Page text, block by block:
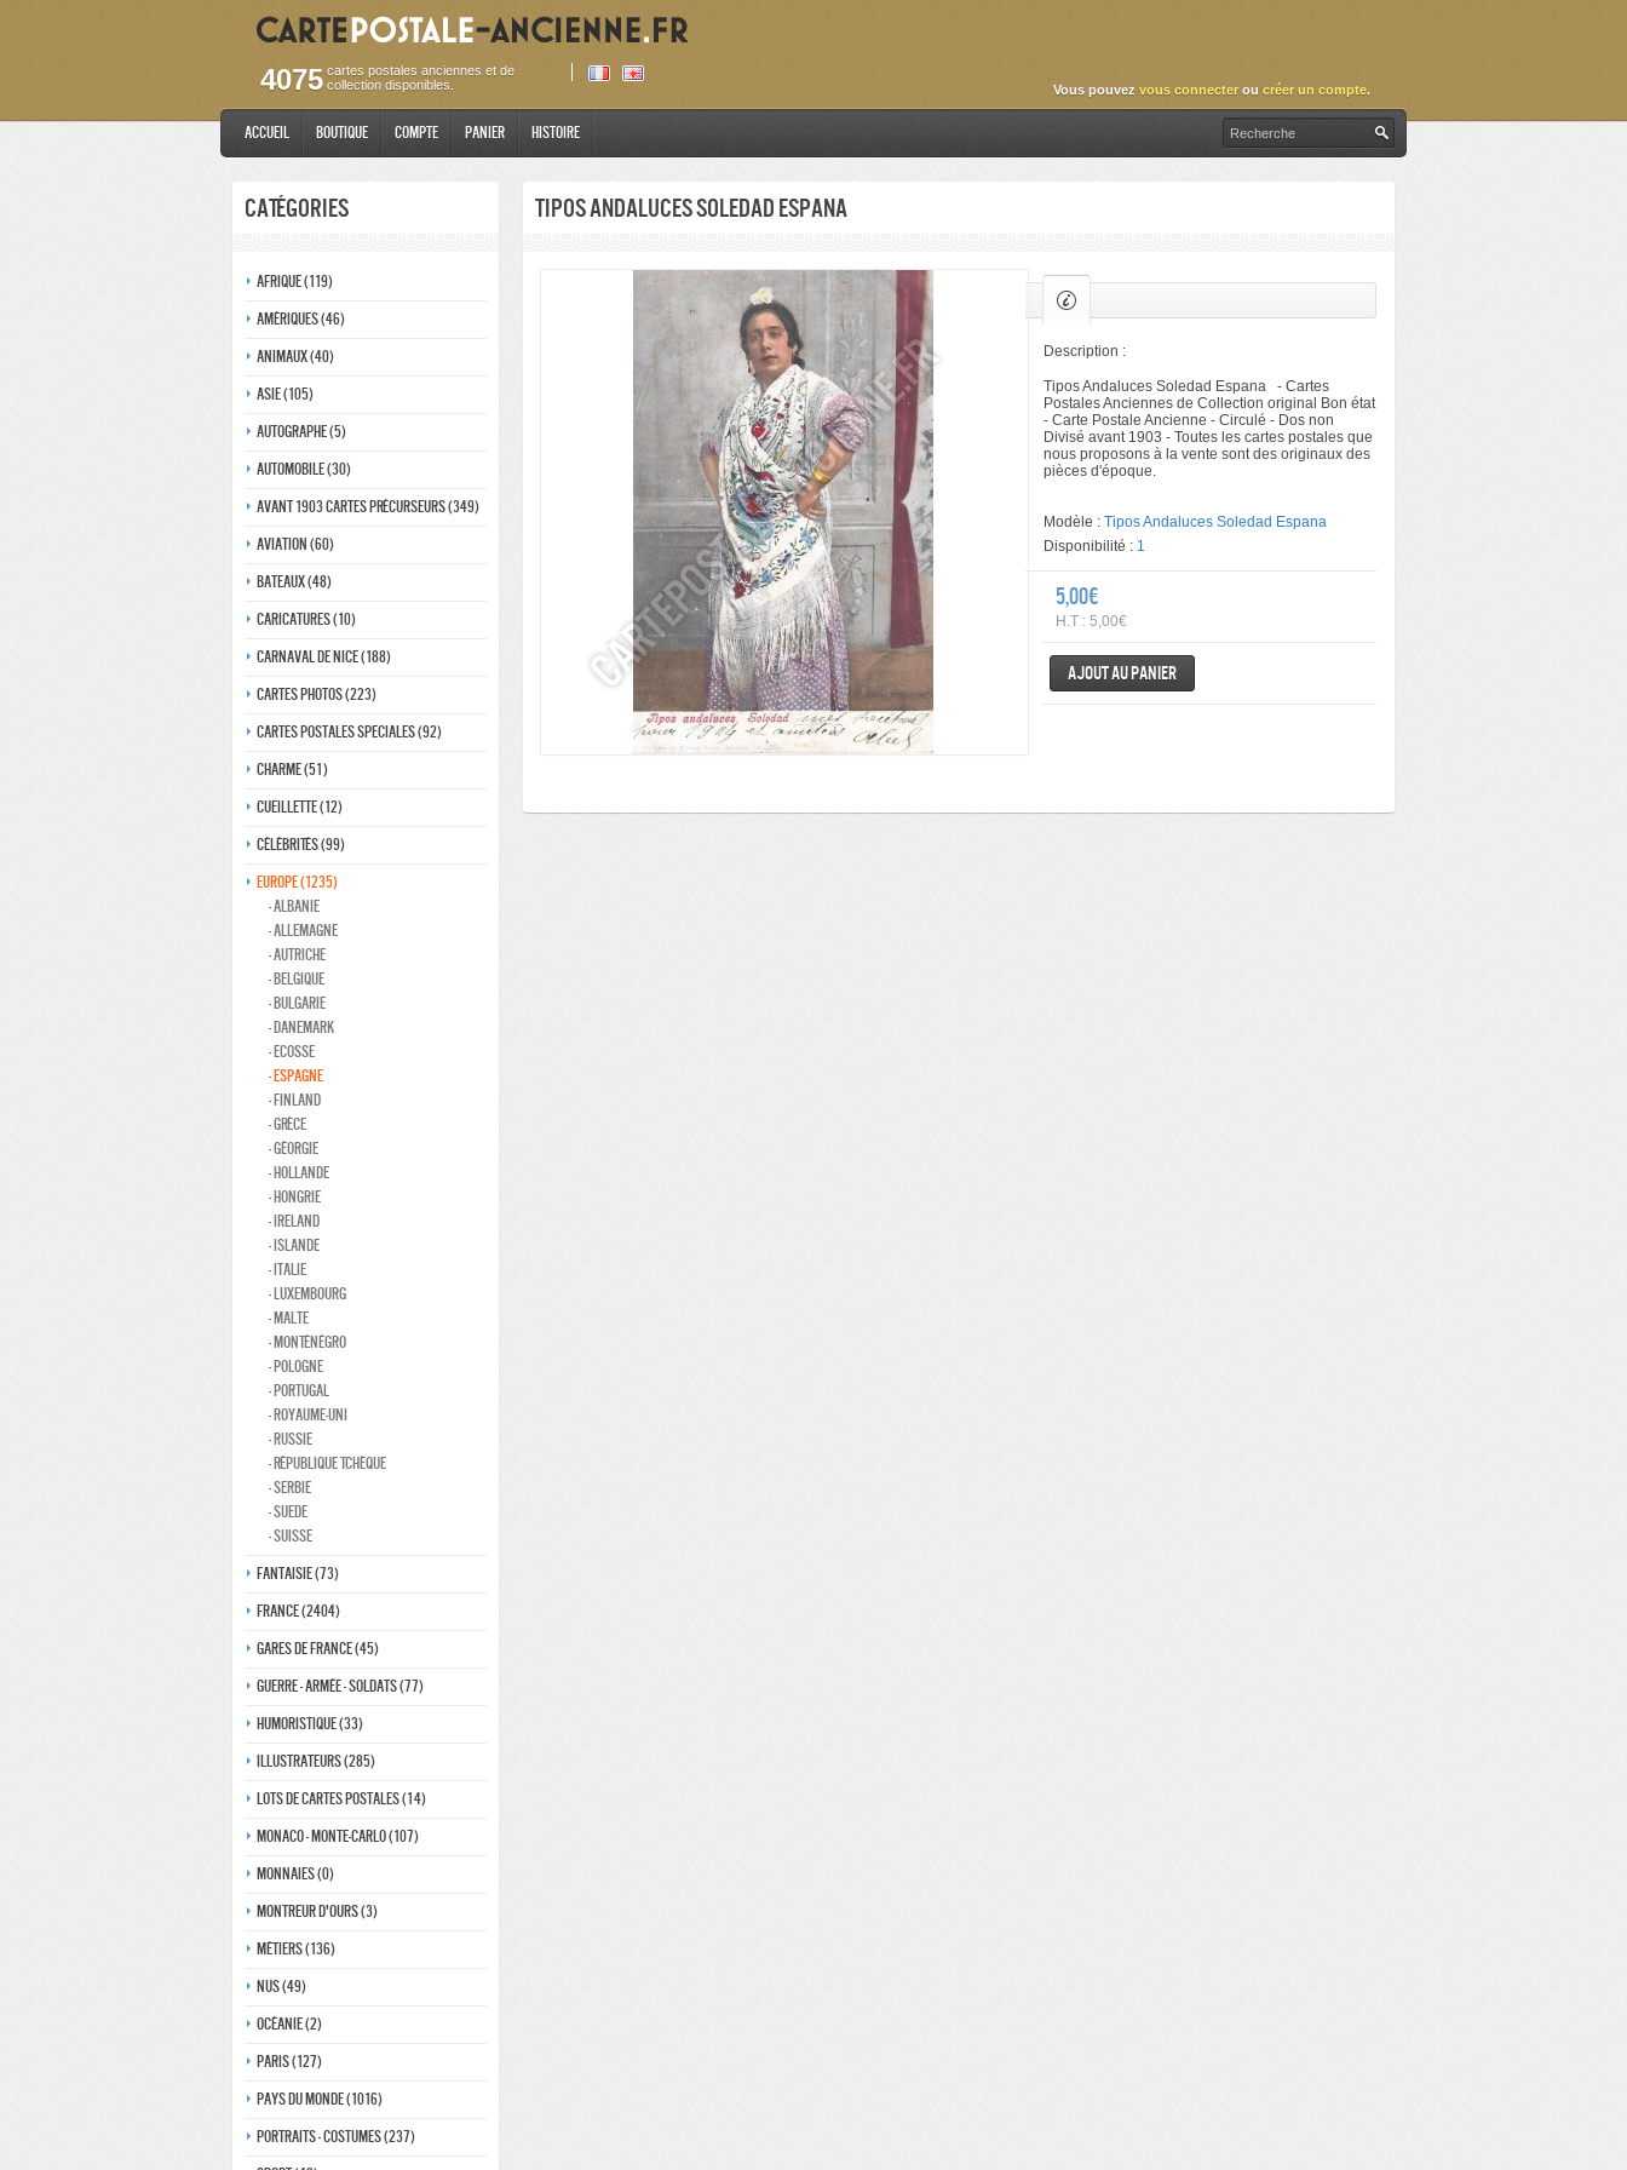
Vous pouvez vous connecter ou créer un compte.
4075 cartes postales anciennes et de
collection disponibles.
Accueil Boutique Compte Panier Histoire
Catégories
Afrique (119)
Amériques (46)
Animaux (40)
Asie (105)
Autographe (5)
Automobile (30)
Avant 1903 Cartes précurseurs (349)
Aviation (60)
Bateaux (48)
Caricatures (10)
Carnaval de nice (188)
Cartes photos (223)
Cartes postales speciales (92)
Charme (51)
Cueillette (12)
Célébrités (99)
Europe (1235)
- Albanie
- Allemagne
- Autriche
- Belgique
- Bulgarie
- Danemark
- ecosse
- Espagne
- Finland
- Grèce
- Géorgie
- Hollande
- Hongrie
- Ireland
- Islande
- Italie
- Luxembourg
- Malte
- Monténégro
- Pologne
- Portugal
- Royaume-Uni
- Russie
- République Tchèque
- Serbie
- Suede
- Suisse
Fantaisie (73)
France (2404)
Gares de france (45)
Guerre - Armée - Soldats (77)
Humoristique (33)
Illustrateurs (285)
Lots de Cartes Postales (14)
Monaco - monte-carlo (107)
Monnaies (0)
Montreur d'ours (3)
Métiers (136)
Nus (49)
Océanie (2)
Paris (127)
Pays du monde (1016)
Portraits - costumes (237)
Tipos Andaluces Soledad Espana
Description :
Tipos Andaluces Soledad Espana - Cartes
Postales Anciennes de Collection original Bon état
- Carte Postale Ancienne - Circulé - Dos non
Divisé avant 1903 - Toutes les cartes postales que
nous proposons à la vente sont des originaux des
pièces d'époque.
Modèle : Tipos Andaluces Soledad Espana
Disponibilité : 1
5,00€
H.T : 5,00€
Ajout au panier